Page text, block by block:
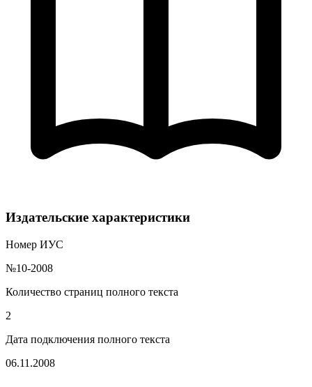
Издательские характеристики
Номер ИУС
№10-2008
Количество страниц полного текста
2
Дата подключения полного текста
06.11.2008